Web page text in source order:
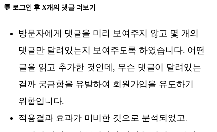
💬 로그인 후 X개의 댓글 더보기
방문자에게 댓글을 미리 보여주지 않고 몇 개의
댓글만 달려있는지 보여주도록 하였습니다. 어떤
글을 읽고 추가한 것인데, 무슨 댓글이 달려있는
걸까 궁금함을 유발하여 회원가입을 유도하기
위합입니다.
적용결과 효과가 미비한 것으로 분석되었고,